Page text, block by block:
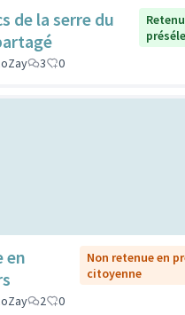
de la serre du
3 0
en
Non retenue en
citoyenne
2 0